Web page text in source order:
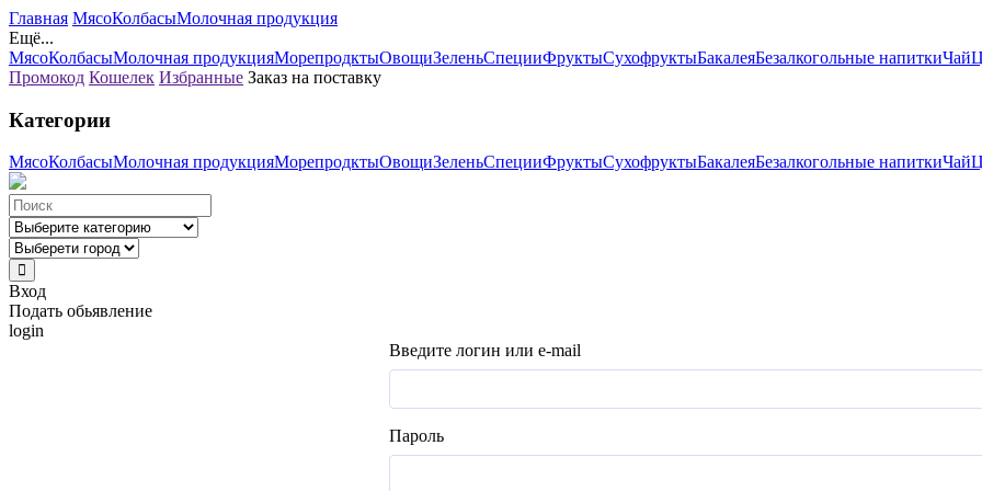
Главная МясоКолбасыМолочная продукция
Ещё...
МясоКолбасыМолочная продукцияМорепродктыОвощиЗеленьСпецииФруктыСухофруктыБакалеяБезалкогольные напиткиЧай
Промокод Кошелек Избранные Заказ на поставку
Категории
МясоКолбасыМолочная продукцияМорепродктыОвощиЗеленьСпецииФруктыСухофруктыБакалеяБезалкогольные напиткиЧай
Вход
Подать обьявление
login
Введите логин или e-mail
Пароль